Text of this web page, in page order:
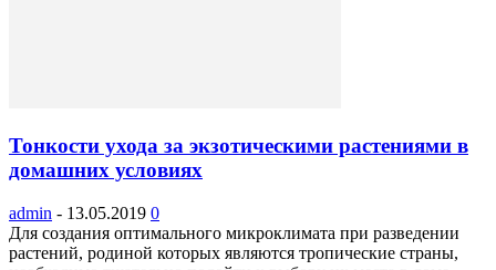
Тонкости ухода за экзотическими растениями в
домашних условиях
admin - 13.05.2019 0
Для создания оптимального микроклимата при разведении
растений, родиной которых являются тропические страны,